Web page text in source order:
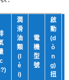
潤
滑
油
類
(l
è
i)
電
機
型
號
啟
動
(d
ò
n
g)
扭